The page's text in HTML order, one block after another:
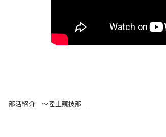
部活紹介 ～陸上競技部